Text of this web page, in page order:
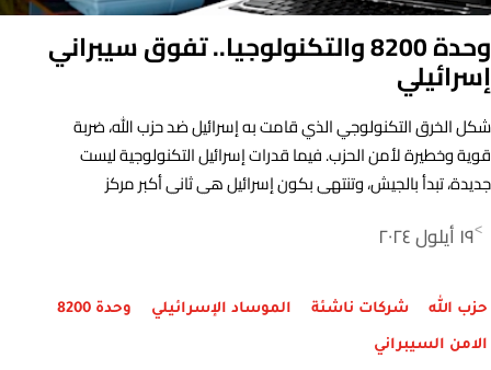
وحدة 8200 والتكنولوجيا.. تفوق سيبراني
إسرائيلي
شكل الخرق التكنولوجي الذي قامت به إسرائيل ضد حزب الله، ضربة
قوية وخطيرة لأمن الحزب. فيما قدرات إسرائيل التكنولوجية ليست
جديدة، تبدأ بالجيش، وتنتهي بكون إسرائيل هي ثاني أكبر مركز
>١٩ أيلول ٢٠٢٤
حزب الله شركات ناشئة الموساد الإسرائيلي وحدة 8200
الامن السيبراني